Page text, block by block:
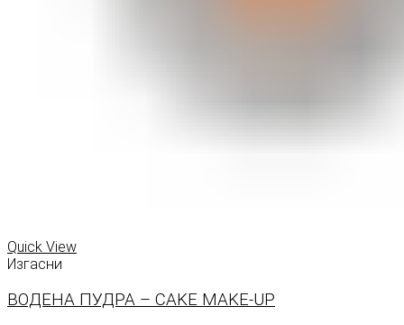
Quick View
Изгасни
ВОДЕНА ПУДРА – CAKE MAKE-UP